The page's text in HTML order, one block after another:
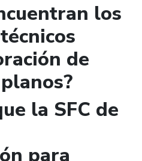
los
de
la SFC de
para